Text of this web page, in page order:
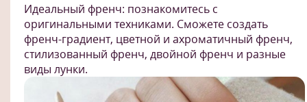
Идеальный френч: познакомитесь с
оригинальными техниками. Сможете создать
френч-градиент, цветной и ахроматичный френч,
стилизованный френч, двойной френч и разные
виды лунки.